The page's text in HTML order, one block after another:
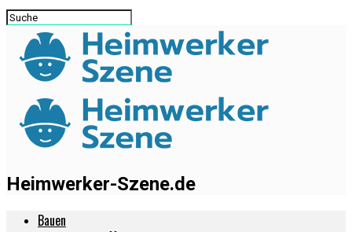
Heimwerker-Szene.de
Bauen